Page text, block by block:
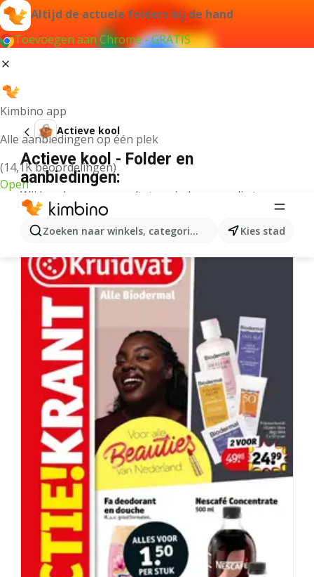
Altijd de actuele folders bij de hand
Toevoegen aan Chrome - GRATIS
Kimbino app
Alle aanbiedingen op één plek
(14,1K beoordelingen)
Open
Zoeken naar winkels, categorieën, producten...
Kies stad
Actieve kool
Actieve kool - Folder en
aanbiedingen:
Wij konden geen resultaten vinden voor die term.
Meer folders uit de categorie